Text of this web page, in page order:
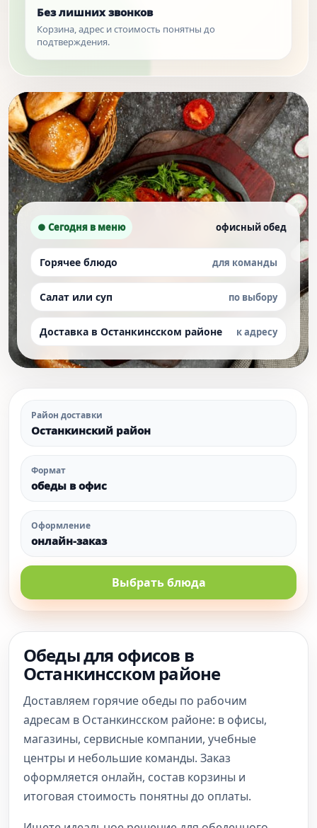
Без лишних звонков
Корзина, адрес и стоимость понятны до
подтверждения.
● Сегодня в меню офисный обед
Горячее блюдо для команды
Салат или суп по выбору
Доставка в Останкинсском районе к адресу
Район доставки
Останкинский район
Формат
обеды в офис
Оформление
онлайн-заказ
Выбрать блюда
Обеды для офисов в
Останкинсском районе
Доставляем горячие обеды по рабочим
адресам в Останкинсском районе: в офисы,
магазины, сервисные компании, учебные
центры и небольшие команды. Заказ
оформляется онлайн, состав корзины и
итоговая стоимость понятны до оплаты.